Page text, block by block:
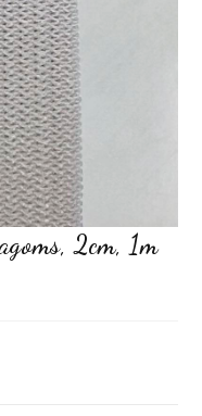
2cm, 1m